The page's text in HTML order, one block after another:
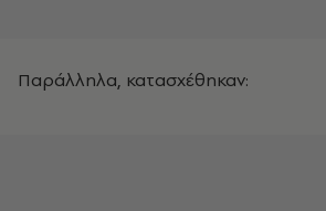
Παράλληλα, κατασχέθηκαν: